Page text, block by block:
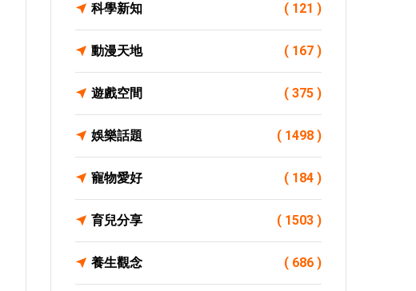
科學新知 ( 121 )
動漫天地 ( 167 )
遊戲空間 ( 375 )
娛樂話題 ( 1498 )
寵物愛好 ( 184 )
育兒分享 ( 1503 )
養生觀念 ( 686 )